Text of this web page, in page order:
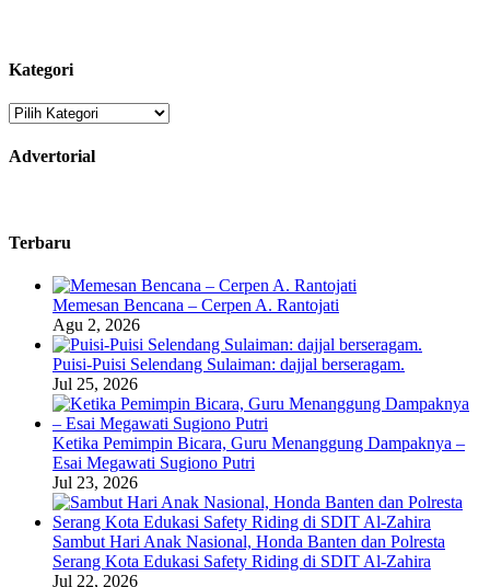
Kategori
Kategori
Advertorial
Terbaru
Memesan Bencana – Cerpen A. Rantojati
Agu 2, 2026
Puisi-Puisi Selendang Sulaiman: dajjal berseragam.
Jul 25, 2026
Ketika Pemimpin Bicara, Guru Menanggung Dampaknya –
Esai Megawati Sugiono Putri
Jul 23, 2026
Sambut Hari Anak Nasional, Honda Banten dan Polresta
Serang Kota Edukasi Safety Riding di SDIT Al-Zahira
Jul 22, 2026